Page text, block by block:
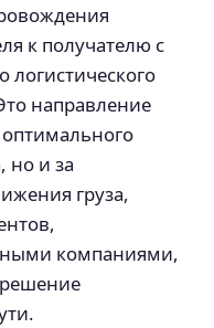
к получателю с
логистического
направление
но и за
груза,
компаниями,